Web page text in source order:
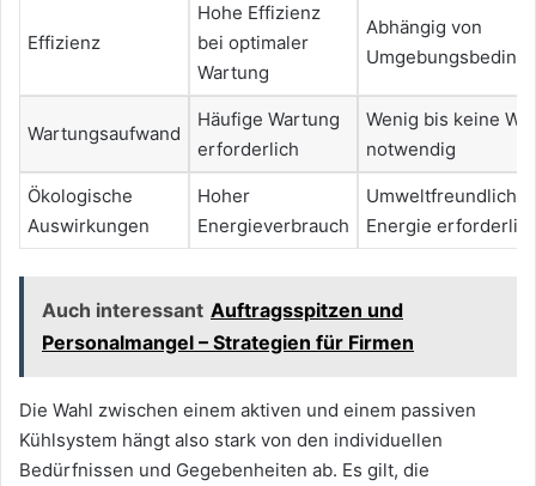
Effizienz
Hohe Effizienz
bei optimaler
Wartung
Abhängig von
Wartungsaufwand
Häufige Wartung
erforderlich
Wenig bis keine
notwendig
Ökologische
Auswirkungen
Hoher
Energieverbrauch
Umweltfreundlich,
Energie
Auch interessant Auftragsspitzen und
Personalmangel – Strategien für Firmen
Die Wahl zwischen einem aktiven und einem passiven
Kühlsystem hängt also stark von den individuellen
Bedürfnissen und Gegebenheiten ab. Es gilt, die